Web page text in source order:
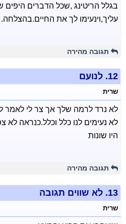
בגלל הריטינג ,שכל הדברים היפים
עליך,וינעימו לך את החיים.בהצלחה.
תגובה מהירה
12. לנועם
שרית
לא נרד לרמה שלך אך צר לי לאמר
לא נעימים לנו כלל וכלל.כנראה לא
היו שונות
תגובה מהירה
13. לא שווים תגובה
שרית